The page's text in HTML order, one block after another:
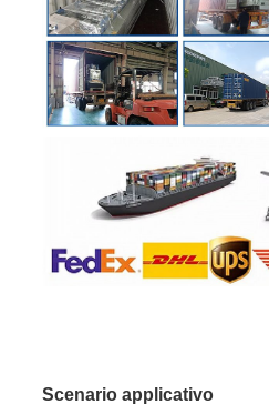
Scenario applicativo